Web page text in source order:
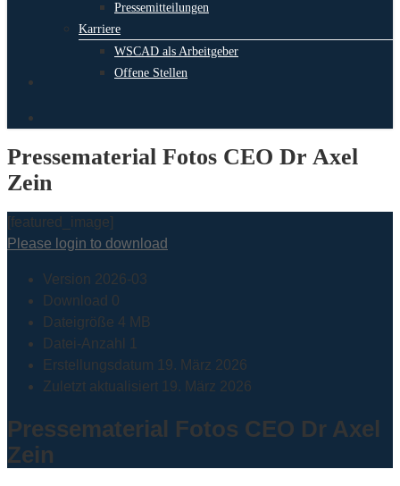
Pressemitteilungen
Karriere
WSCAD als Arbeitgeber
Offene Stellen
Pressematerial Fotos CEO Dr Axel
Zein
[featured_image]
Please login to download
Version 2026-03
Download 0
Dateigröße 4 MB
Datei-Anzahl
1
Erstellungsdatum 19. März 2026
Zuletzt aktualisiert 19. März 2026
Pressematerial Fotos CEO Dr Axel
Zein